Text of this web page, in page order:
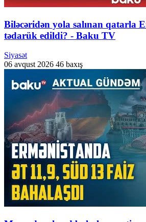
Biləcəridən yola salınan qatarla
tədarük edildi? - Baku TV
Siyasət
06 avqust 2026 46 baxış